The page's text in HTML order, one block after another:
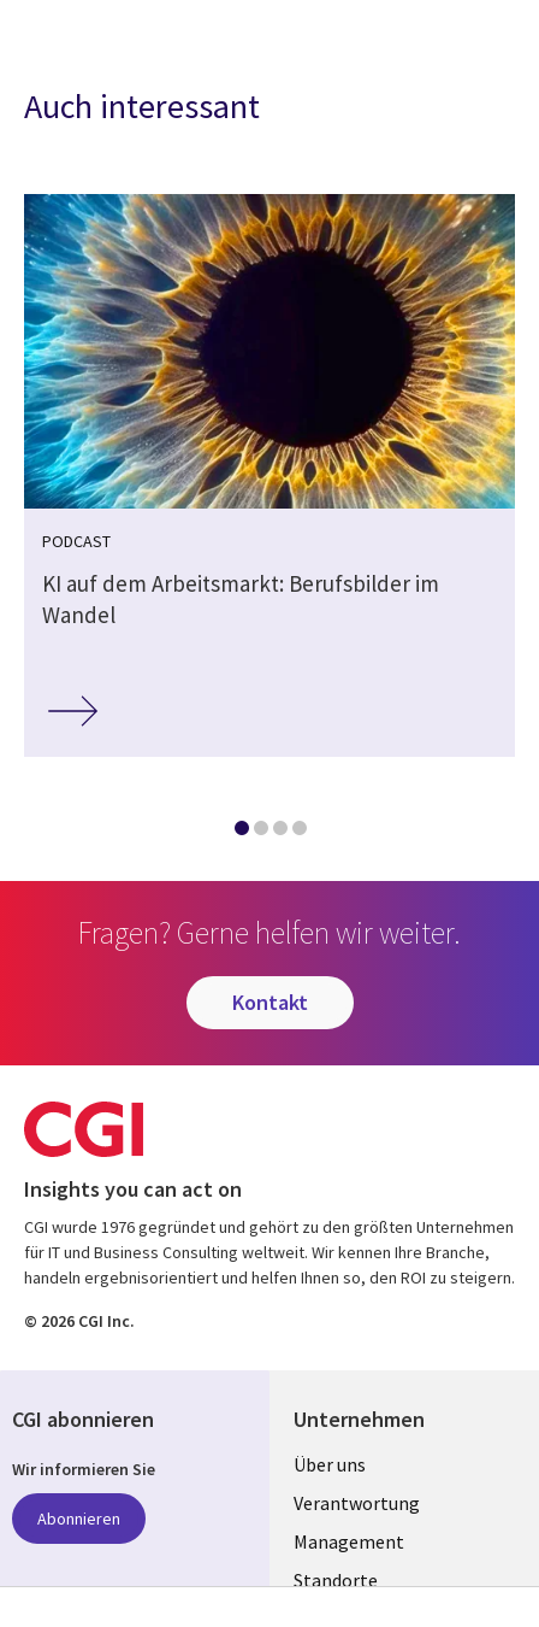
Auch interessant
PODCAST
KI auf dem Arbeitsmarkt: Berufsbilder im
Wandel
Fragen? Gerne helfen wir weiter.
kontakt
Insights you can act on
CGI wurde 1976 gegründet und gehört zu den größten Unternehmen
für IT und Business Consulting weltweit. Wir kennen Ihre Branche,
handeln ergebnisorientiert und helfen Ihnen so, den ROI zu steigern.
© 2026 CGI Inc.
Unternehmen
Useful
links
GERMANY
Über uns
Verantwortung
Management
Standorte
CGI abonnieren
Wir informieren Sie
Abonnieren